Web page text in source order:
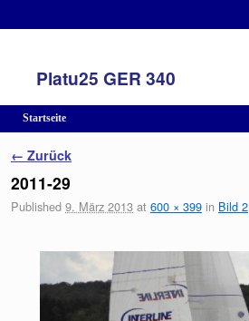
Platu25 GER 340
Startseite
Bilder-Navigation
← Zurück
2011-29
Published 9. März 2013 at 600 × 399 in Bild 2